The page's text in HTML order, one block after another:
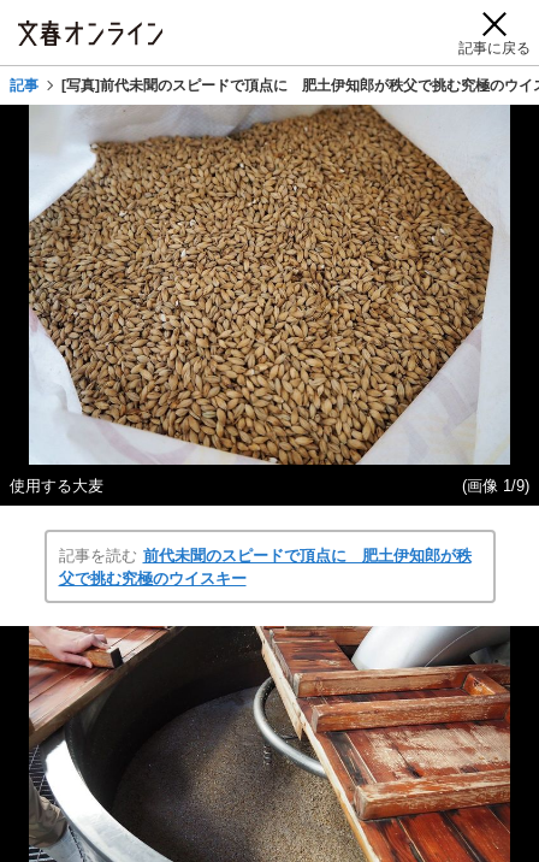
記事に戻る
記事 [写真]前代未聞のスピードで頂点に 肥土伊知郎が秩父で挑む究極のウイ
使用する大麦 (画像 1/9)
記事を読む 前代未聞のスピードで頂点に 肥土伊知郎が秩
父で挑む究極のウイスキー